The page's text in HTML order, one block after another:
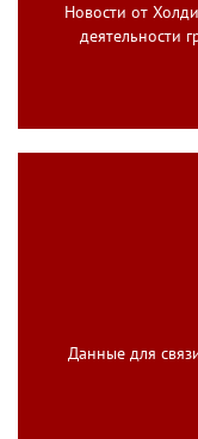
Новости от
деятельности
Данные для